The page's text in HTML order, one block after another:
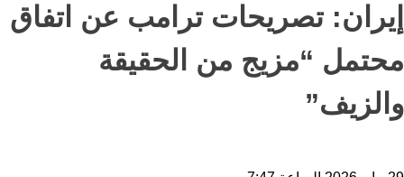
إيران: تصريحات ترامب عن اتفاق
محتمل “مزيج من الحقيقة
والزيف”